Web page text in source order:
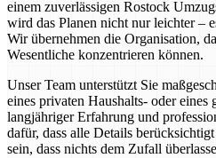
einem zuverlässigen Rostock
wird das Planen nicht nur leichter –
Wir übernehmen die Organisation,
Wesentliche konzentrieren können.
Unser Team unterstützt Sie
eines privaten Haushalts- oder
langjähriger Erfahrung und
dafür, dass alle Details
sein, dass nichts dem Zufall